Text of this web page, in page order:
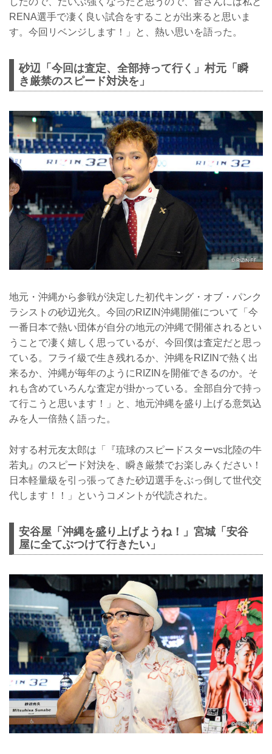
RENA選手で凄く良い試合をすることが出来ると思いま
す。今回リベンジします！」と、熱い思いを語った。
砂辺「今回は査定、全部持って行く」村元「瞬
き厳禁のスピード対決を」
地元・沖縄から参戦が決定した初代キング・オブ・パンク
ラシストの砂辺光久。今回のRIZIN沖縄開催について「今
一番日本で熱い団体が自分の地元の沖縄で開催されるとい
うことで凄く嬉しく思っているが、今回僕は査定だと思っ
ている。フライ級で生き残れるか、沖縄をRIZINで熱く出
来るか、沖縄が毎年のようにRIZINを開催できるのか。そ
れも含めていろんな査定が掛かっている。全部自分で持っ
て行こうと思います！」と、地元沖縄を盛り上げる意気込
みを人一倍熱く語った。
対する村元友太郎は「『琉球のスピードスターvs北陸の牛
若丸』のスピード対決を、瞬き厳禁でお楽しみください！
日本軽量級を引っ張ってきた砂辺選手をぶっ倒して世代交
代します！！」というコメントが代読された。
安谷屋「沖縄を盛り上げようね！」宮城「安谷
屋に全てぶつけて行きたい」